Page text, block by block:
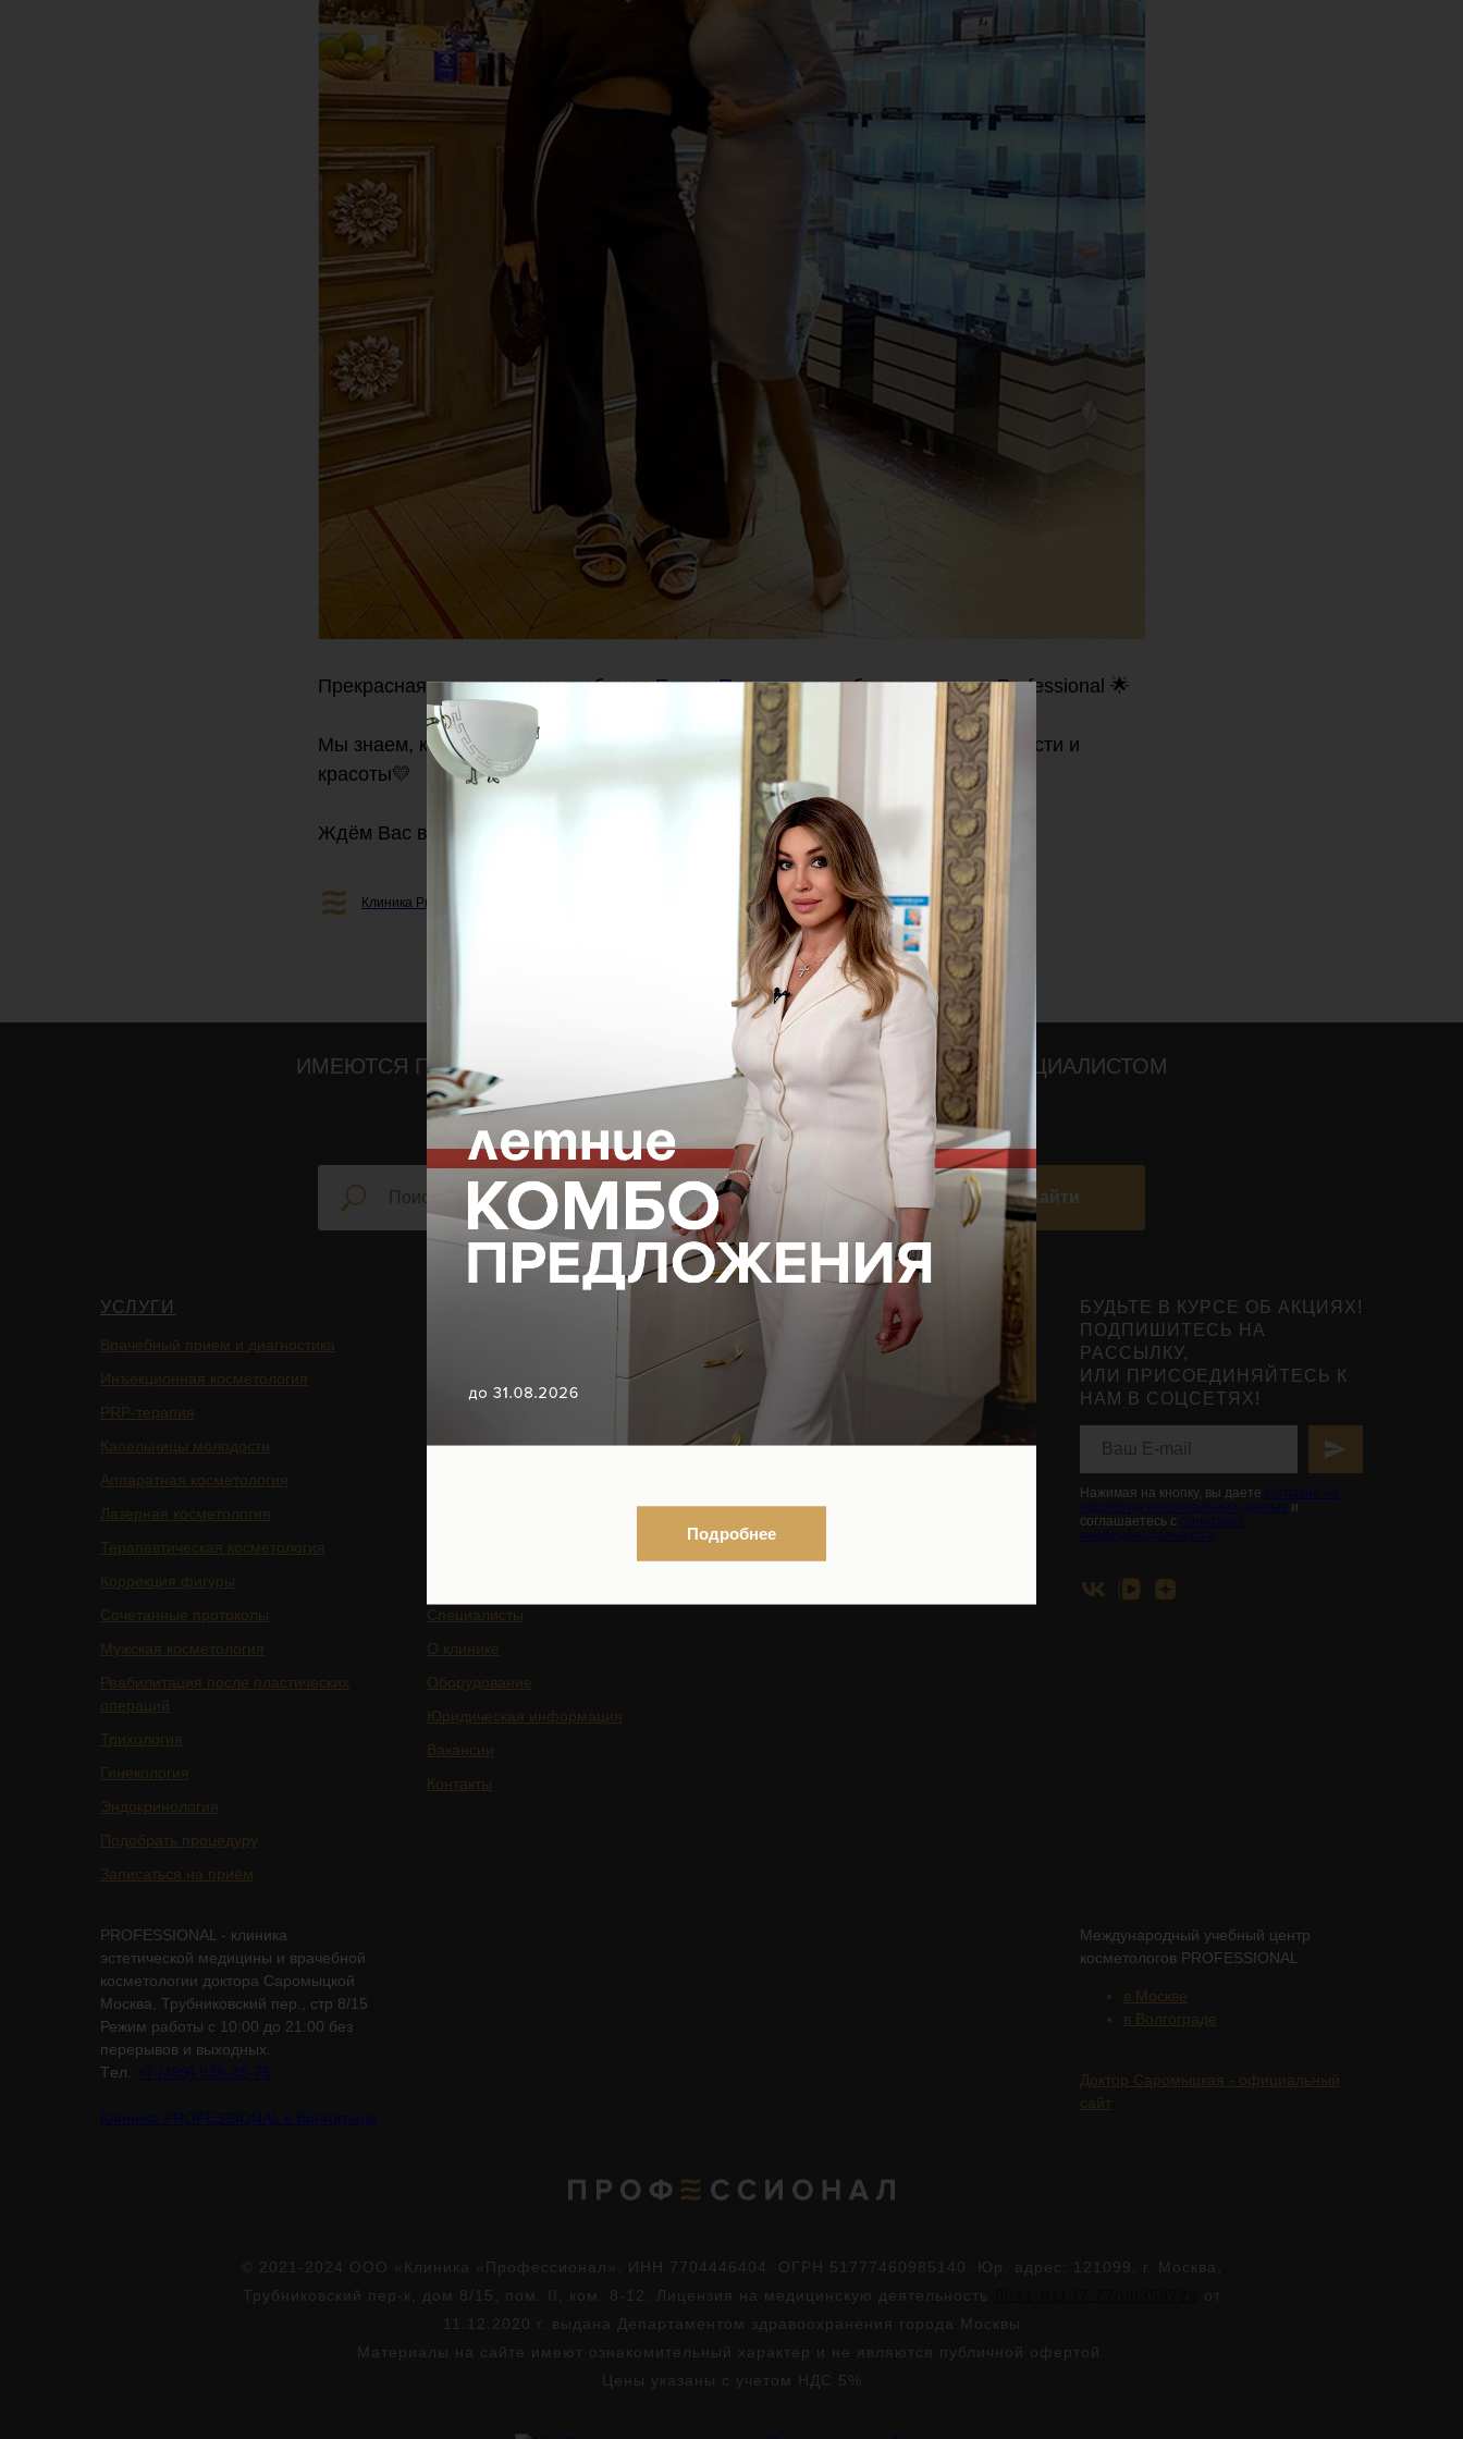
Прекрасная и горячо нами любимаяЕлена Перминовавыбирает клинику Professional 🌟
Мы знаем, как воплотить ваши самые заветные мечты по сохранению молодости и
красоты💛
Ждём Вас в клинике PROFESSIONAL
Клиника Professional-Москва
ИМЕЮТСЯ ПРОТИВОПОКАЗАНИЯ, ПРОКОНСУЛЬТИРУЙТЕСЬ СО СПЕЦИАЛИСТОМ
18+
Найти
УСЛУГИ
Врачебный прием и диагностика
Инъекционная косметология
PRP-терапия
Капельницы молодости
Аппаратная косметология
Лазерная косметология
Терапевтическая косметология
Коррекция фигуры
Сочетанные протоколы
Мужская косметология
Реабилитация после пластических
операций
Трихология
Гинекология
Эндокринология
Подобрать процедуру
Записаться на приём
Услуги
Специалисты
О клинике
Оборудование
Юридическая информация
Вакансии
Контакты
ЮРИДИЧЕСКАЯ
ИНФОРМАЦИЯ
Нормативно-правовые документы
Контакты органов исполнительной
БУДЬТЕ В КУРСЕ ОБ АКЦИЯХ!
ПОДПИШИТЕСЬ НА
РАССЫЛКУ,
ИЛИ ПРИСОЕДИНЯЙТЕСЬ К
НАМ В СОЦСЕТЯХ!
Нажимая на кнопку, вы даете согласие на
обработку персональных данных и
соглашаетесь с политикой
конфиденциальности
PROFESSIONAL - клиника
эстетической медицины и врачебной
косметологии доктора Саромыцкой
Москва, Трубниковский пер., стр 8/15
Режим работы с 10:00 до 21:00 без
перерывов и выходных.
Tел. +7 (499) 938-45-75
Клиника PROFESSIONAL в Волгограде
Международный учебный центр
косметологов PROFESSIONAL
в Москве
в Волгограде
Доктор Саромыцкая - официальный
сайт
© 2021-2024 ООО «Клиника «Профессионал». ИНН 7704446404. ОГРН 51777460985140. Юр. адрес: 121099, г. Москва,
Трубниковский пер-к, дом 8/15, пом. II, ком. 8-12. Лицензия на медицинскую деятельность
от
11.12.2020 г. выдана Департаментом здравоохранения города Москвы
Материалы на сайте имеют ознакомительный характер и не являются публичной офертой.
Цены указаны с учетом НДС 5%
Подробнее